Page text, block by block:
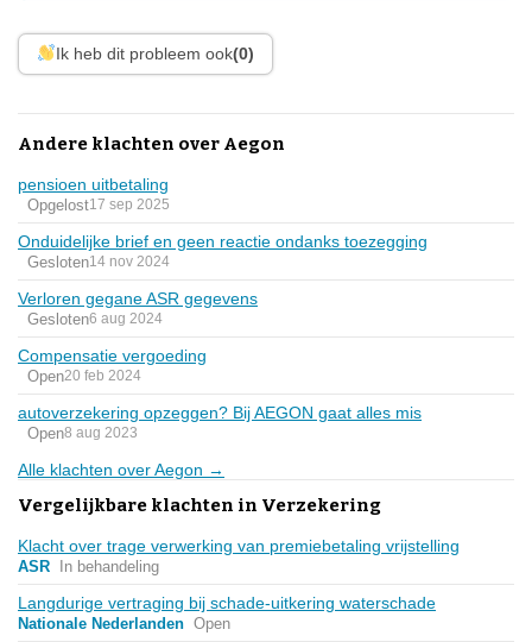
Ik heb dit probleem ook(0)
Andere klachten over Aegon
pensioen uitbetaling
Opgelost17 sep 2025
Onduidelijke brief en geen reactie ondanks toezegging
Gesloten14 nov 2024
Verloren gegane ASR gegevens
Gesloten6 aug 2024
Compensatie vergoeding
Open20 feb 2024
autoverzekering opzeggen? Bij AEGON gaat alles mis
Open8 aug 2023
Alle klachten over Aegon →
Vergelijkbare klachten in Verzekering
Klacht over trage verwerking van premiebetaling vrijstelling
ASR In behandeling
Langdurige vertraging bij schade-uitkering waterschade
Nationale Nederlanden Open